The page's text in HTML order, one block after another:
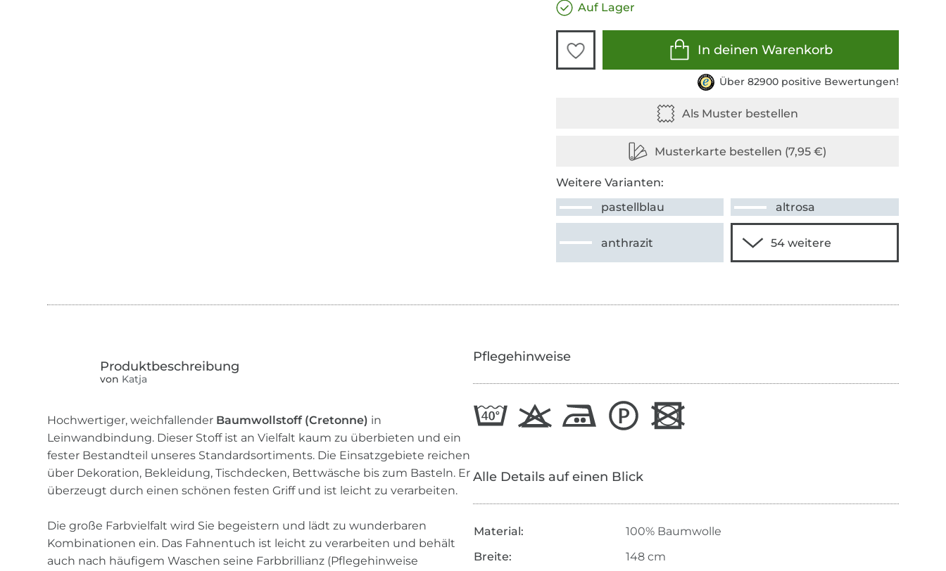
Auf Lager
In deinen Warenkorb
Über 82900 positive Bewertungen!
Weitere Varianten:
pastellblau
altrosa
anthrazit
von Katja
Hochwertiger, weichfallender Baumwollstoff (Cretonne) in
Leinwandbindung. Dieser Stoff ist an Vielfalt kaum zu überbieten und ein
fester Bestandteil unseres Standardsortiments. Die Einsatzgebiete reichen
über Dekoration, Bekleidung, Tischdecken, Bettwäsche bis zum Basteln. Er
überzeugt durch einen schönen festen Griff und ist leicht zu verarbeiten.
Die große Farbvielfalt wird Sie begeistern und lädt zu wunderbaren
Kombinationen ein. Das Fahnentuch ist leicht zu verarbeiten und behält
auch nach häufigem Waschen seine Farbbrillianz (Pflegehinweise
Pflegehinweise
Alle Details auf einen Blick
Material:
100% Baumwolle
Breite:
148 cm